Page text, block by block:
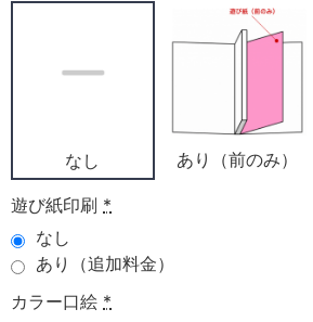
なし あり（前のみ）
遊び紙印刷 *
なし
あり（追加料金）
カラー口絵 *